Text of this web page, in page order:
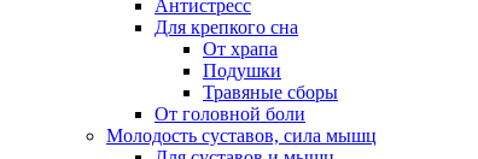
Антистресс
Для крепкого сна
От храпа
Подушки
Травяные сборы
От головной боли
Молодость суставов, сила мышц